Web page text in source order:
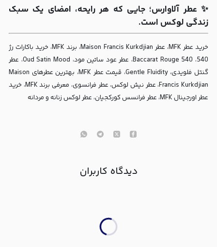
✨ عطر آلاوارس؛ جایی که هر رایحه، امضای یک سبک
زندگی لوکس است.
خرید عطر MFK، عطر Maison Francis Kurkdjian، برند MFK، خرید باکارات رژ
540، Baccarat Rouge 540، عطر عود ساتین مود، Oud Satin Mood، عطر
گنتل فلویدی، Gentle Fluidity، قیمت عطر MFK، بهترین عطرهای Maison
Francis Kurkdjian، عطر نیش لوکس، عطر فرانسوی، معرفی برند MFK، خرید
عطر اورجینال MFK، عطر فرانسس کورکجیان، عطر لوکس زنانه و مردانه
دیدگاه کاربران